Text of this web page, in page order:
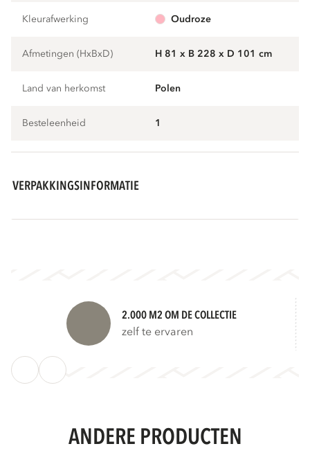
Kleurafwerking oudroze
Afmetingen (HxBxD) H 81 x B 228 x D 101 cm
Land van herkomst Polen
Besteleenheid 1
VERPAKKINGSINFORMATIE
2.000 M2 OM DE COLLECTIE
zelf te ervaren
ANDERE PRODUCTEN